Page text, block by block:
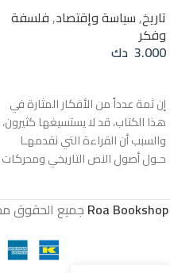
تاريخ,سياسة وإقتصاد,فلسفة
وفكر
3.000 دك
إن ثمة عدداً من الأفكار المثارة في
هذا الكتاب، قد لا يستسيغها كثيرون،
والسبب أن القراءة التي نقدمهـا
حـول أصول النص التاريخي ومحركات
القرن الأول الهجري، ليست تلك التي
يقبل بها العقل الجمعي للأمة، بما
الإسلامية واختلاطهـا بسلم القيم
والمثـل التـي رصدتها، أيضـًا لا لأنهـا
Roa Bookshopجميع الحقوق